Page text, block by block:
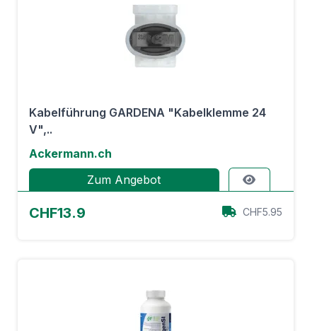
Kabelführung GARDENA "Kabelklemme 24
V",..
Ackermann.ch
Zum Angebot
CHF13.9 CHF5.95